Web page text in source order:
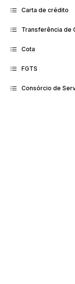
Carta de crédito
Transferência de
Cota
FGTS
Consórcio de